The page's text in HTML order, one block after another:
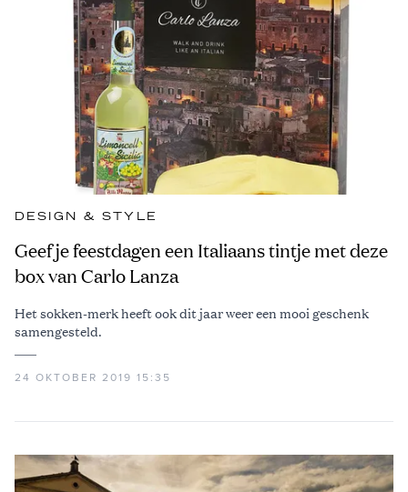
DESIGN & STYLE
Geef je feestdagen een Italiaans tintje met deze
box van Carlo Lanza
Het sokken-merk heeft ook dit jaar weer een mooi geschenk
samengesteld.
24 OKTOBER 2019 15:35